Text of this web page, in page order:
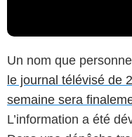
Un nom que
le journal télévisé de
semaine sera
L’information a été